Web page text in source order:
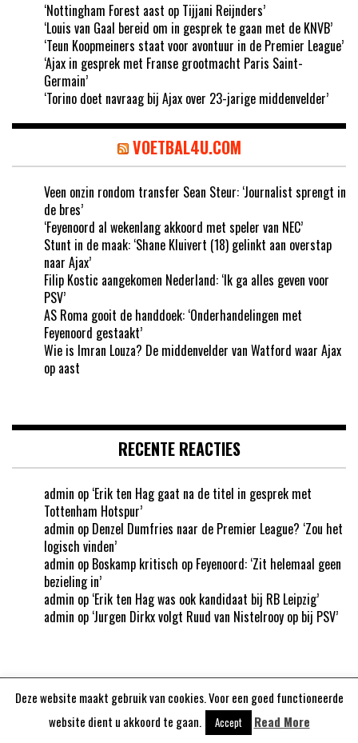
‘Nottingham Forest aast op Tijjani Reijnders’
‘Louis van Gaal bereid om in gesprek te gaan met de KNVB’
‘Teun Koopmeiners staat voor avontuur in de Premier League’
‘Ajax in gesprek met Franse grootmacht Paris Saint-
Germain’
‘Torino doet navraag bij Ajax over 23-jarige middenvelder’
VOETBAL4U.COM
Veen onzin rondom transfer Sean Steur: ‘Journalist sprengt in
de bres’
‘Feyenoord al wekenlang akkoord met speler van NEC’
Stunt in de maak: ‘Shane Kluivert (18) gelinkt aan overstap
naar Ajax’
Filip Kostic aangekomen Nederland: ‘Ik ga alles geven voor
PSV’
AS Roma gooit de handdoek: ‘Onderhandelingen met
Feyenoord gestaakt’
Wie is Imran Louza? De middenvelder van Watford waar Ajax
op aast
RECENTE REACTIES
admin op ‘Erik ten Hag gaat na de titel in gesprek met
Tottenham Hotspur’
admin op Denzel Dumfries naar de Premier League? ‘Zou het
logisch vinden’
admin op Boskamp kritisch op Feyenoord: ‘Zit helemaal geen
bezieling in’
admin op ‘Erik ten Hag was ook kandidaat bij RB Leipzig’
admin op ‘Jurgen Dirkx volgt Ruud van Nistelrooy op bij PSV’
Aangedreven doorWordPress
Deze website maakt gebruik van cookies. Voor een goed functioneerde
website dient u akkoord te gaan.
Accept Read More